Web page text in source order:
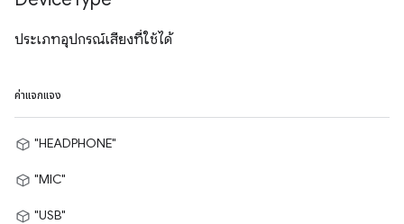
ประเภทอุปกรณ์เสียงที่ใช้ได้
ค่าแจกแจง
"HEADPHONE"
"MIC"
"USB"